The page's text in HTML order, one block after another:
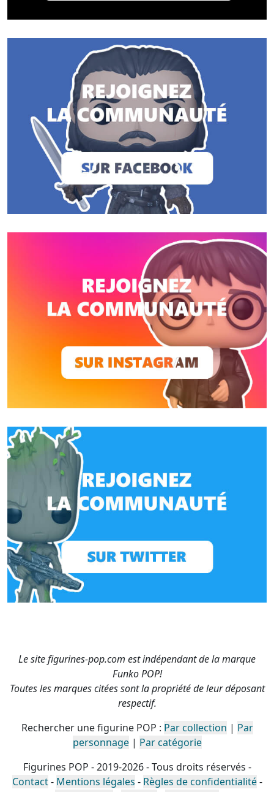
Le site figurines-pop.com est indépendant de la marque
Funko POP!
Toutes les marques citées sont la propriété de leur déposant
respectif.
Rechercher une figurine POP : Par collection | Par
personnage| Par catégorie
Figurines POP - 2019-2026 - Tous droits réservés -
Contact- Mentions légales - Règles de confidentialité-